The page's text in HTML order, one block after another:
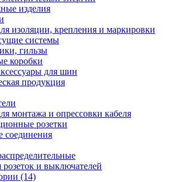
изделия
изоляции, крепления и маркировки
системы
гильзы
коробки
для шин
продукция
монтажа и опрессовки кабеля
розетки
розеток и выключателей
(14)